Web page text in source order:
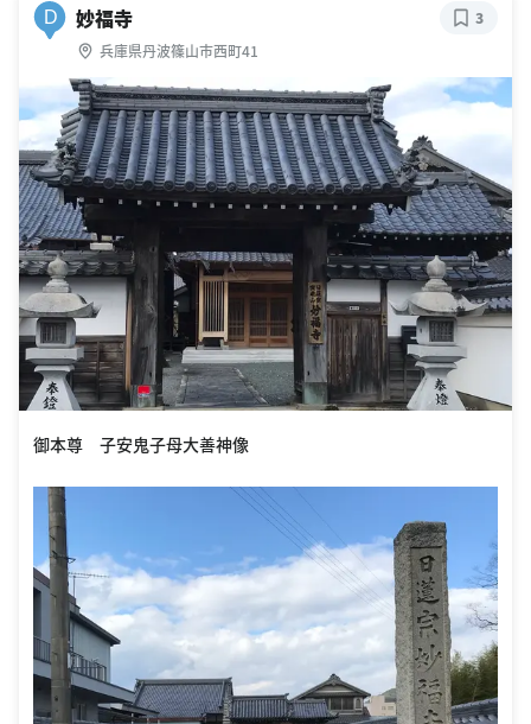
D 妙福寺
兵庫県丹波篠山市西町41
3
御本尊 子安鬼子母大善神像